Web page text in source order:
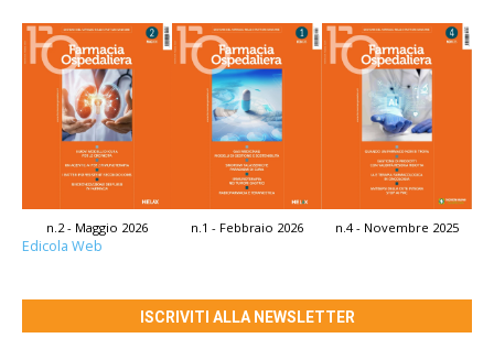
n.2 - Maggio 2026 n.1 - Febbraio 2026 n.4 - Novembre 2025
Edicola Web
ISCRIVITI ALLA NEWSLETTER